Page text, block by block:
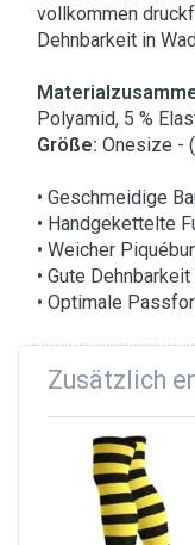
vollkommen
Dehnbarkeit in
Polyamid, 5 %
Größe: Onesize -
• Geschmeidige
• Handgekettelte
• Weicher
• Gute
• Optimale
Zusätzlich